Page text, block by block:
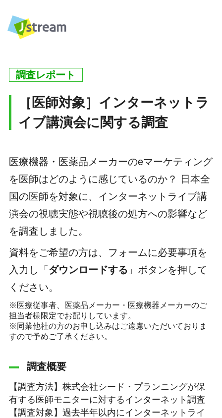
調査レポート
［医師対象］インターネットラ
イブ講演会に関する調査
医療機器・医薬品メーカーのeマーケティング
を医師はどのように感じているのか？ 日本全
国の医師を対象に、インターネットライブ講
演会の視聴実態や視聴後の処方への影響など
を調査しました。
資料をご希望の方は、フォームに必要事項を
入力し「 ダウンロードする 」ボタンを押して
ください。
※医療従事者、医薬品メーカー・医療機器メーカーのご
担当者様限定でお配りしています。
※同業他社の方のお申し込みはご遠慮いただいておりま
すので予めご了承ください。
調査概要
【調査方法】株式会社シード・プランニングが保
有する医師モニターに対するインターネット調査
【調査対象】過去半年以内にインターネットライ